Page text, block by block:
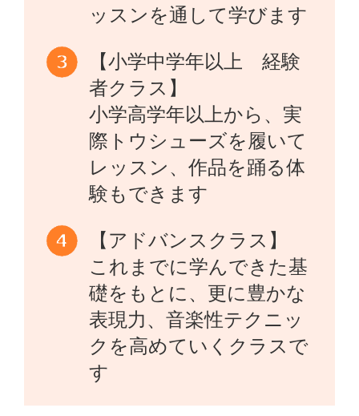
ッスンを通して学びます
【小学中学年以上 経験
者クラス】
小学高学年以上から、実
際トウシューズを履いて
レッスン、作品を踊る体
験もできます
【アドバンスクラス】
これまでに学んできた基
礎をもとに、更に豊かな
表現力、音楽性テクニッ
クを高めていくクラスで
す